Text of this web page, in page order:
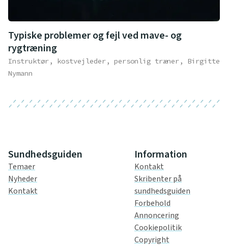
Typiske problemer og fejl ved mave- og
rygtræning
Instruktør, kostvejleder, personlig træner, Birgitte
Nymann
Sundhedsguiden
Temaer
Nyheder
Kontakt
Information
Kontakt
Skribenter på
sundhedsguiden
Forbehold
Annoncering
Cookiepolitik
Copyright